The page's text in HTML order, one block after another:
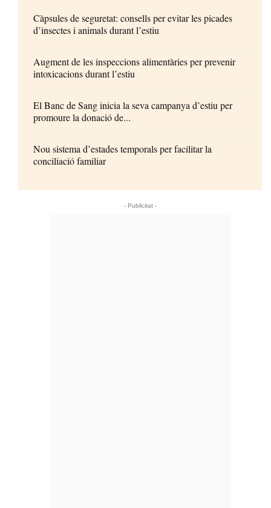
Càpsules de seguretat: consells per evitar les picades
d’insectes i animals durant l’estiu
Augment de les inspeccions alimentàries per prevenir
intoxicacions durant l’estiu
El Banc de Sang inicia la seva campanya d’estiu per
promoure la donació de...
Nou sistema d’estades temporals per facilitar la
conciliació familiar
- Publicitat -